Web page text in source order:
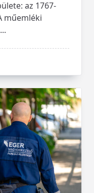
az 1767-
műemléki
...